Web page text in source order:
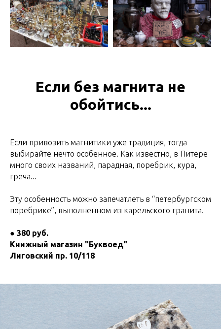
Если без магнита не
обойтись...
Если привозить магнитики уже традиция, тогда
выбирайте нечто особенное. Как известно, в Питере
много своих названий, парадная, поребрик, кура,
греча...
Эту особенность можно запечатлеть в “петербургском
поребрике”, выполненном из карельского гранита.
● 380 руб.
Книжный магазин "Буквоед"
Лиговский пр. 10/118